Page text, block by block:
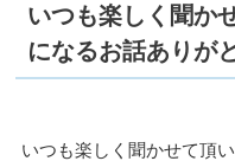
いつも楽しく聞か
になるお話ありが
いつも楽しく聞かせて頂